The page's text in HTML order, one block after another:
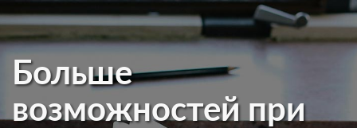
Больше
возможностей при